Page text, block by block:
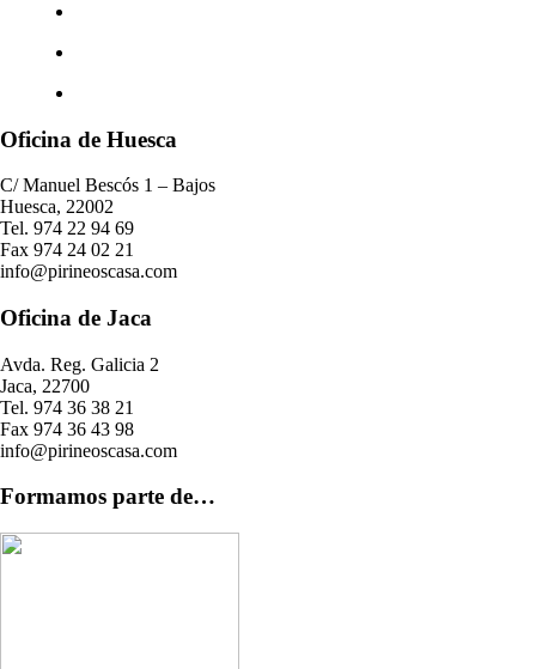
Oficina de Huesca
C/ Manuel Bescós 1 – Bajos
Huesca, 22002
Tel. 974 22 94 69
Fax 974 24 02 21
info@pirineoscasa.com
Oficina de Jaca
Avda. Reg. Galicia 2
Jaca, 22700
Tel. 974 36 38 21
Fax 974 36 43 98
info@pirineoscasa.com
Formamos parte de…